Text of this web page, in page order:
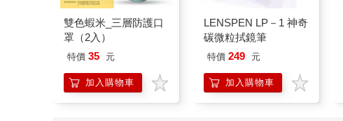
雙色蝦米_三層防護口
罩（2入）
特價 35 元
加入購物車
LENSPEN LP－1 神奇
碳微粒拭鏡筆
特價 249 元
加入購物車